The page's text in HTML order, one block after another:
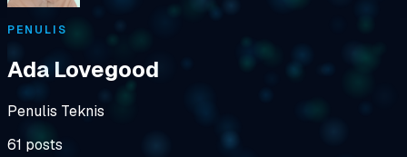
PENULIS
Ada Lovegood
Penulis Teknis
61 posts